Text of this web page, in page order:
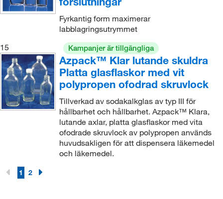
Fyrkantig form maximerar
labblagringsutrymmet
15
Kampanjer är tillgängliga
Azpack™ Klar lutande skuldra
Platta glasflaskor med vit
polypropen ofodrad skruvlock
Tillverkad av sodakalkglas av typ III för
hållbarhet och hållbarhet. Azpack™ Klara,
lutande axlar, platta glasflaskor med vita
ofodrade skruvlock av polypropen används
huvudsakligen för att dispensera läkemedel
och läkemedel.
1 2